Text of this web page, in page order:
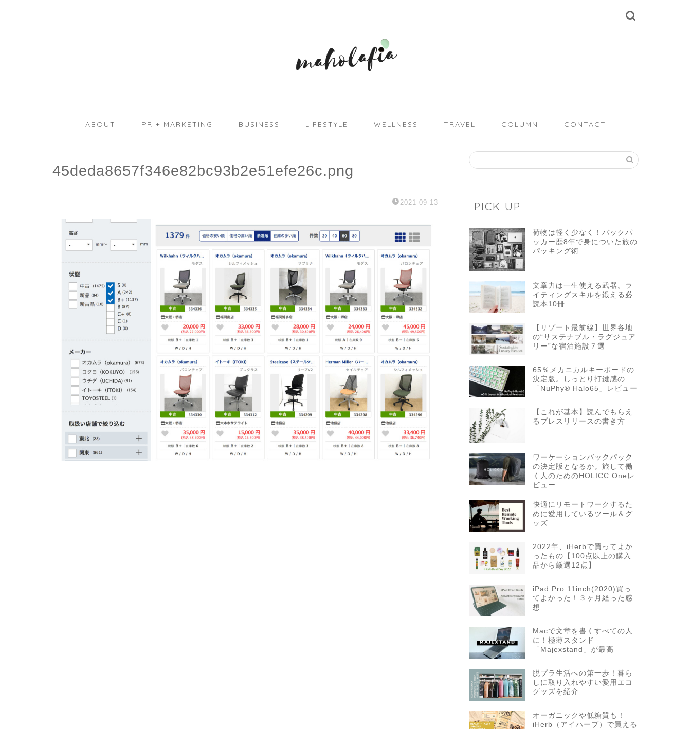
ABOUT PR + MARKETING BUSINESS LIFESTYLE WELLNESS TRAVEL COLUMN CONTACT
45deda8657f346e82bc93b2e51efe26c.png
2021-09-13 PICK UP
荷物は軽く少なく！バックパ
ッカー歴8年で身についた旅の
パッキング術
文章力は一生使える武器。ラ
イティングスキルを鍛える必
読本10冊
【リゾート最前線】世界各地
の“サステナブル・ラグジュア
リー”な宿泊施設７選
65％メカニカルキーボードの
決定版。しっとり打鍵感の
「NuPhy® Halo65」レビュー
【これが基本】読んでもらえ
るプレスリリースの書き方
ワーケーションバックパック
の決定版となるか。旅して働
く人のためのHOLICC Oneレ
ビュー
快適にリモートワークするた
めに愛用しているツール＆グ
ッズ
2022年、iHerbで買ってよか
ったもの【100点以上の購入
品から厳選12点】
iPad Pro 11inch(2020)買っ
てよかった！３ヶ月経った感
想
Macで文章を書くすべての人
に！極薄スタンド
「Majexstand」が最高
脱プラ生活への第一歩！暮ら
しに取り入れやすい愛用エコ
グッズを紹介
オーガニックや低糖質も！
iHerb（アイハーブ）で買える